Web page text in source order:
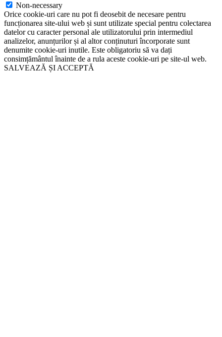
Non-necessary
Orice cookie-uri care nu pot fi deosebit de necesare pentru
funcționarea site-ului web și sunt utilizate special pentru colectarea
datelor cu caracter personal ale utilizatorului prin intermediul
analizelor, anunțurilor și al altor conținuturi încorporate sunt
denumite cookie-uri inutile. Este obligatoriu să va dați
consimțământul înainte de a rula aceste cookie-uri pe site-ul web.
SALVEAZĂ ȘI ACCEPTĂ